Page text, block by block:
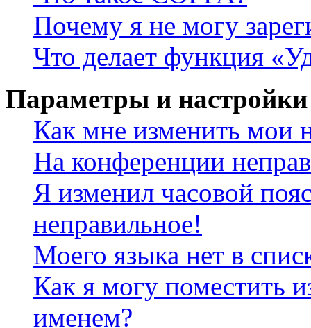
Почему я не могу
Что делает функция
Параметры и настройки
Как мне изменить мои
На конференции
Я изменил часовой
неправильное!
Моего языка нет в
Как я могу поместить
именем?